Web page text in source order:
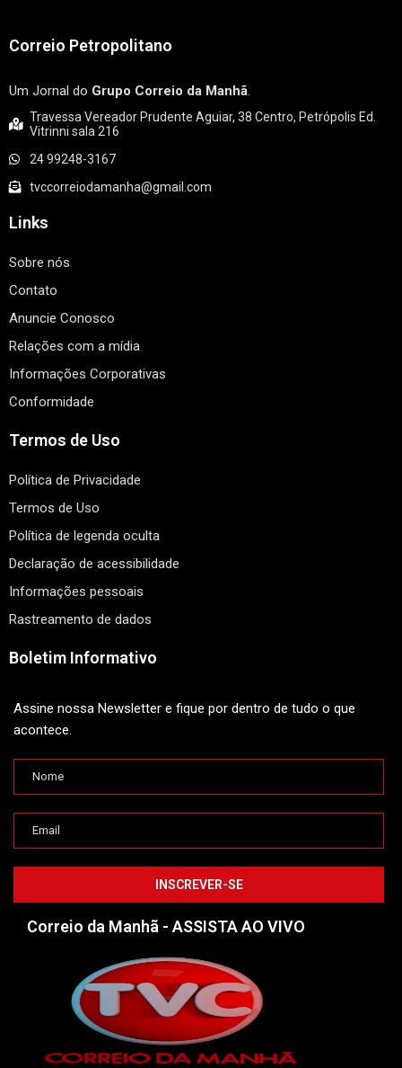
Correio Petropolitano
Um Jornal do Grupo Correio da Manhã.
Travessa Vereador Prudente Aguiar, 38 Centro, Petrópolis Ed.
Vitrinni sala 216
24 99248-3167
tvccorreiodamanha@gmail.com
Links
Sobre nós
Contato
Anuncie Conosco
Relações com a mídia
Informações Corporativas
Conformidade
Termos de Uso
Política de Privacidade
Termos de Uso
Política de legenda oculta
Declaração de acessibilidade
Informações pessoais
Rastreamento de dados
Boletim Informativo
Assine nossa Newsletter e fique por dentro de tudo o que
acontece.
Correio da Manhã - ASSISTA AO VIVO